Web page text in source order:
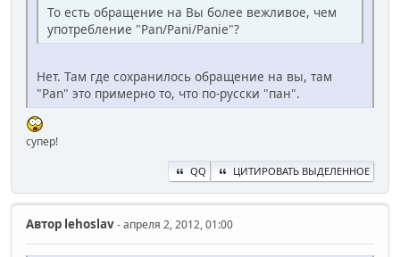
То есть обращение на Вы более вежливое, чем
употребление "Pan/Pani/Panie"?
Нет. Там где сохранилось обращение на вы, там
"Pan" это примерно то, что по-русски "пан".
супер!
QQ ЦИТИРОВАТЬ ВЫДЕЛЕННОЕ
Автор lehoslav- апреля 2, 2012, 01:00